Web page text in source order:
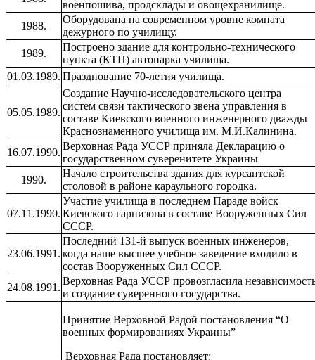
военпошива, продсклады и овощехранилище.
1988.
Оборудована на современном уровне комната
дежурного по училищу.
1989.
Построено здание для контрольно-технического
пункта (КТП) автопарка училища.
01.03.1989. Празднование 70-летия училища.
05.05.1989.
Создание Научно-исследовательского центра
систем связи тактического звена управления в
составе Киевского военного инженерного дважды
Краснознаменного училища им. М.И.Калинина.
16.07.1990.
Верховная Рада УССР приняла Декларацию о
государственном суверенитете Украины
1990.
Начало строительства здания для курсантской
столовой в районе караульного городка.
07.11.1990.
Участие училища в последнем Параде войск
Киевского гарнизона в составе Вооруженных Сил
СССР.
23.06.1991.
Последний 131-й выпуск военных инженеров,
когда наше высшее учебное заведение входило в
состав Вооруженных Сил СССР.
24.08.1991.
Верховная Рада УССР провозгласила
и создание суверенного государства.
Принятие Верховной Радой постановления “О
военных формированиях Украины”
Верховная Рада постановляет: